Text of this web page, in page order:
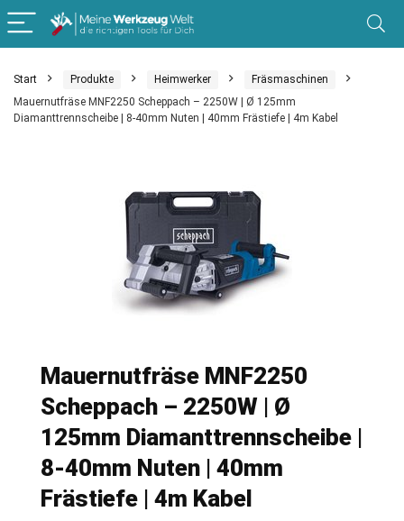
Start Produkte Heimwerker
Fräsmaschinen
Mauernutfräse MNF2250 Scheppach – 2250W | Ø 125mm
Diamanttrennscheibe | 8-40mm Nuten | 40mm Frästiefe | 4m Kabel
Mauernutfräse MNF2250
Scheppach – 2250W | Ø
125mm Diamanttrennscheibe |
8-40mm Nuten | 40mm
Frästiefe | 4m Kabel